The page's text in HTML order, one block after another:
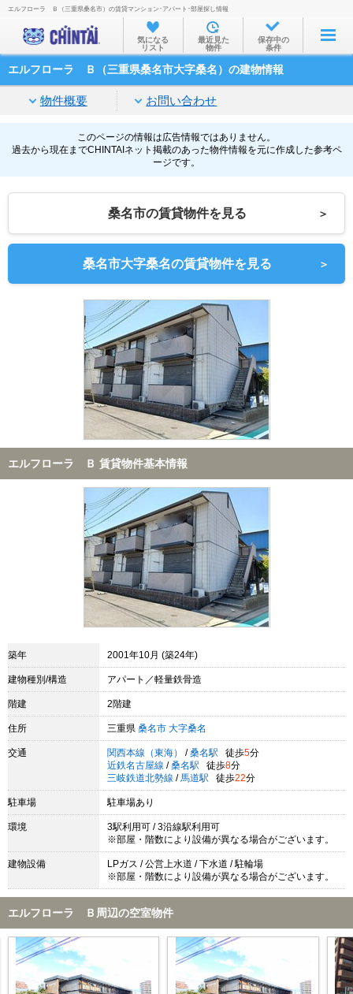
お部屋を探す
沿線・駅から
家賃相場から
通勤通学時間から
物件特集から
不動産会社から
TOP
エルフローラ Ｂ（三重県桑名市）の賃貸マンション･アパート･部屋探し情報
気になる
リスト
最近見た
物件
保存中の
条件
エルフローラ Ｂ（三重県桑名市大字桑名）の建物情報
物件概要 お問い合わせ
このページの情報は広告情報ではありません。
過去から現在までCHINTAIネット掲載のあった物件情報を元に作成した参考ペ
ージです。
桑名市の賃貸物件を見る ＞
桑名市大字桑名の賃貸物件を見る ＞
エルフローラ Ｂ 賃貸物件基本情報
築年 2001年10月 (築24年)
建物種別/構造 アパート／軽量鉄骨造
階建 2階建
住所 三重県 桑名市 大字桑名
交通 関西本線（東海） / 桑名駅 徒歩5分
近鉄名古屋線 / 桑名駅 徒歩8分
三岐鉄道北勢線 / 馬道駅 徒歩22分
駐車場 駐車場あり
環境
3駅利用可 / 3沿線駅利用可
※部屋・階数により設備が異なる場合がございます。
建物設備
LPガス / 公営上水道 / 下水道 / 駐輪場
※部屋・階数により設備が異なる場合がございます。
エルフローラ Ｂ周辺の空室物件